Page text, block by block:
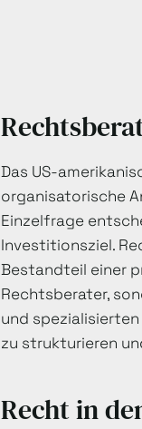
Das US-
organisatorische
Einzelfrage
Investitionsziel.
Bestandteil einer
Rechtsberater,
und
zu strukturieren
Recht in